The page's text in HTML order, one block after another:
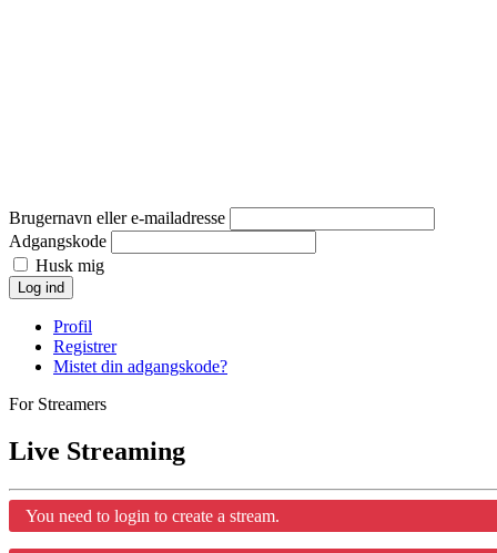
Brugernavn eller e-mailadresse
Adgangskode
Husk mig
Log ind
Profil
Registrer
Mistet din adgangskode?
For Streamers
Live Streaming
You need to login to create a stream.